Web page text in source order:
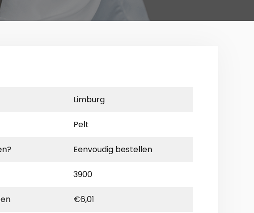
Limburg
Pelt
Eenvoudig bestellen
3900
€6,01